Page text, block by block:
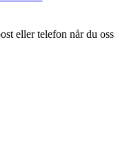
eller telefon når du oss